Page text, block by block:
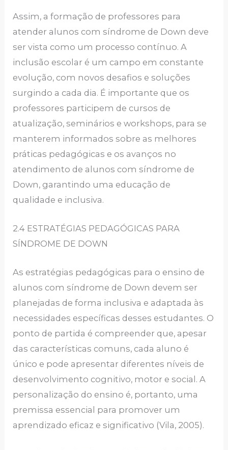
Assim, a formação de professores para
atender alunos com síndrome de Down deve
ser vista como um processo contínuo. A
inclusão escolar é um campo em constante
evolução, com novos desafios e soluções
surgindo a cada dia. É importante que os
professores participem de cursos de
atualização, seminários e workshops, para se
manterem informados sobre as melhores
práticas pedagógicas e os avanços no
atendimento de alunos com síndrome de
Down, garantindo uma educação de
qualidade e inclusiva.
2.4 ESTRATÉGIAS PEDAGÓGICAS PARA
SÍNDROME DE DOWN
As estratégias pedagógicas para o ensino de
alunos com síndrome de Down devem ser
planejadas de forma inclusiva e adaptada às
necessidades específicas desses estudantes. O
ponto de partida é compreender que, apesar
das características comuns, cada aluno é
único e pode apresentar diferentes níveis de
desenvolvimento cognitivo, motor e social. A
personalização do ensino é, portanto, uma
premissa essencial para promover um
aprendizado eficaz e significativo (Vila, 2005).